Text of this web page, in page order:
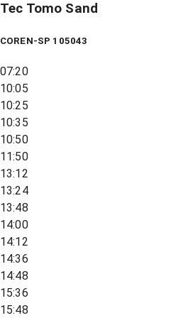
Tec Tomo Sand
COREN-SP 105043
07:20
10:05
10:25
10:35
10:50
11:50
13:12
13:24
13:48
14:00
14:12
14:36
14:48
15:36
15:48